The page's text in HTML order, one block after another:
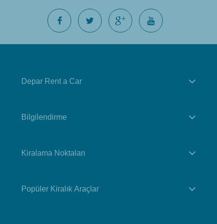
Depar Rent a Car
Bilgilendirme
Kiralama Noktaları
Popüler Kiralık Araçlar